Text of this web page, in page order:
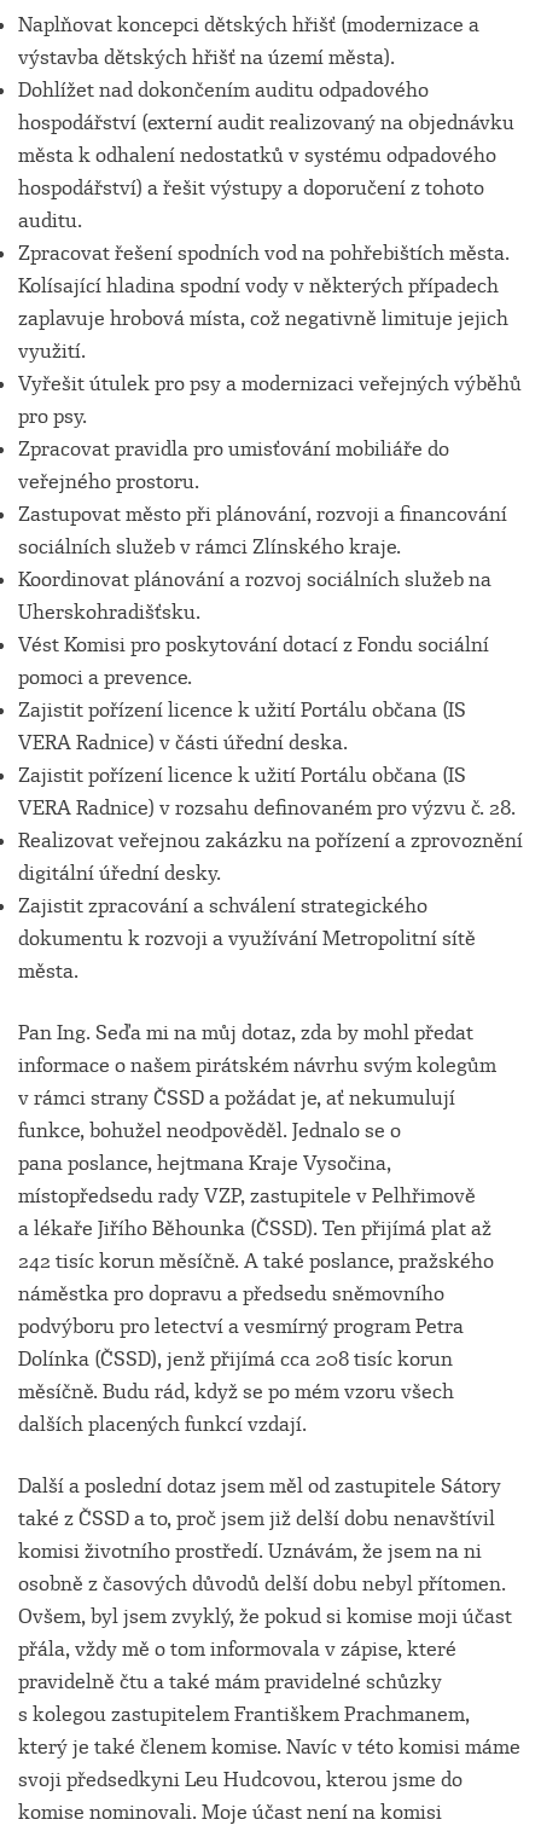
Naplňovat koncepci dětských hřišť (modernizace a
výstavba dětských hřišť na území města).
Dohlížet nad dokončením auditu odpadového
hospodářství (externí audit realizovaný na objednávku
města k odhalení nedostatků v systému odpadového
hospodářství) a řešit výstupy a doporučení z tohoto
auditu.
Zpracovat řešení spodních vod na pohřebištích města.
Kolísající hladina spodní vody v některých případech
zaplavuje hrobová místa, což negativně limituje jejich
využití.
Vyřešit útulek pro psy a modernizaci veřejných výběhů
pro psy.
Zpracovat pravidla pro umisťování mobiliáře do
veřejného prostoru.
Zastupovat město při plánování, rozvoji a financování
sociálních služeb v rámci Zlínského kraje.
Koordinovat plánování a rozvoj sociálních služeb na
Uherskohradišťsku.
Vést Komisi pro poskytování dotací z Fondu sociální
pomoci a prevence.
Zajistit pořízení licence k užití Portálu občana (IS
VERA Radnice) v části úřední deska.
Zajistit pořízení licence k užití Portálu občana (IS
VERA Radnice) v rozsahu definovaném pro výzvu č. 28.
Realizovat veřejnou zakázku na pořízení a zprovoznění
digitální úřední desky.
Zajistit zpracování a schválení strategického
dokumentu k rozvoji a využívání Metropolitní sítě
města.
Pan Ing. Seďa mi na můj dotaz, zda by mohl předat
informace o našem pirátském návrhu svým kolegům
v rámci strany ČSSD a požádat je, ať nekumulují
funkce, bohužel neodpověděl. Jednalo se o
pana poslance, hejtmana Kraje Vysočina,
místopředsedu rady VZP, zastupitele v Pelhřimově
a lékaře Jiřího Běhounka (ČSSD). Ten přijímá plat až
242 tisíc korun měsíčně. A také poslance, pražského
náměstka pro dopravu a předsedu sněmovního
podvýboru pro letectví a vesmírný program Petra
Dolínka (ČSSD), jenž přijímá cca 208 tisíc korun
měsíčně. Budu rád, když se po mém vzoru všech
dalších placených funkcí vzdají.
Další a poslední dotaz jsem měl od zastupitele Sátory
také z ČSSD a to, proč jsem již delší dobu nenavštívil
komisi životního prostředí. Uznávám, že jsem na ni
osobně z časových důvodů delší dobu nebyl přítomen.
Ovšem, byl jsem zvyklý, že pokud si komise moji účast
přála, vždy mě o tom informovala v zápise, které
pravidelně čtu a také mám pravidelné schůzky
s kolegou zastupitelem Františkem Prachmanem,
který je také členem komise. Navíc v této komisi máme
svoji předsedkyni Leu Hudcovou, kterou jsme do
komise nominovali. Moje účast není na komisi